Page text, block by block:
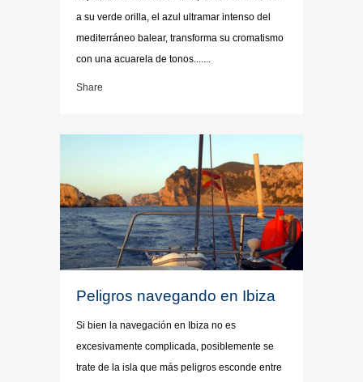
a su verde orilla, el azul ultramar intenso del
mediterráneo balear, transforma su cromatismo
con una acuarela de tonos.......
Share
Peligros navegando en Ibiza
Si bien la navegación en Ibiza no es
excesivamente complicada, posiblemente se
trate de la isla que más peligros esconde entre